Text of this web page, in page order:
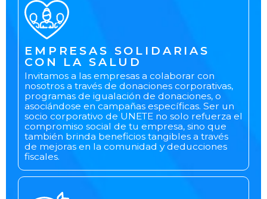
EMPRESAS SOLIDARIAS
CON LA SALUD
Invitamos a las empresas a colaborar con
nosotros a través de donaciones corporativas,
programas de igualación de donaciones, o
asociándose en campañas específicas. Ser un
socio corporativo de UNETE no solo refuerza el
compromiso social de tu empresa, sino que
también brinda beneficios tangibles a través
de mejoras en la comunidad y deducciones
fiscales.